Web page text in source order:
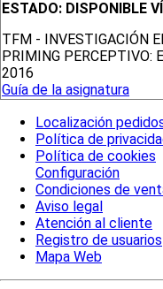
ESTADO: DISPONIBLE
TFM - INVESTIGACIÓN
PRIMING PERCEPTIVO:
2016
Guía de la asignatura
Localización
Política de
Política de cookies
Configuración
Condiciones de
Aviso legal
Atención al cliente
Registro de usuarios
Mapa Web